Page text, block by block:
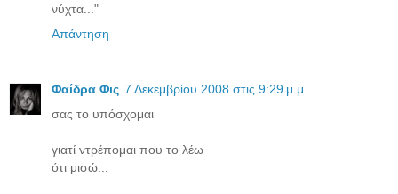
νύχτα..."
Απάντηση
Φαίδρα Φις 7 Δεκεμβρίου 2008 στις 9:29 μ.μ.
σας το υπόσχομαι
γιατί ντρέπομαι που το λέω
ότι μισώ...